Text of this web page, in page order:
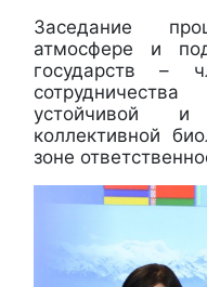
Заседание
атмосфере и
государств –
устойчивой и
коллективной
зоне